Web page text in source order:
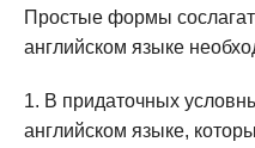
Простые формы
английском языке
В придаточных
английском языке,